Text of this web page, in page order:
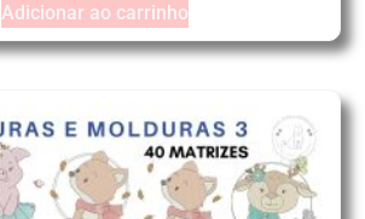
Adicionar ao carrinho